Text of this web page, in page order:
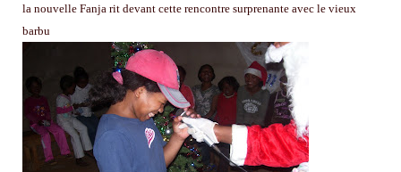
la nouvelle Fanja rit devant cette rencontre surprenante avec le vieux
barbu